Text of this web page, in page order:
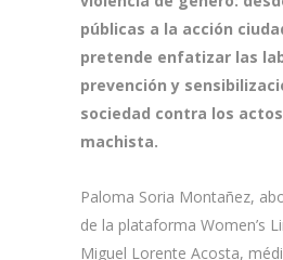
públicas a la acción
pretende enfatizar las
prevención y
sociedad contra los
machista.
Paloma Soria Montañez,
de la plataforma Women’s
Miguel Lorente Acosta,